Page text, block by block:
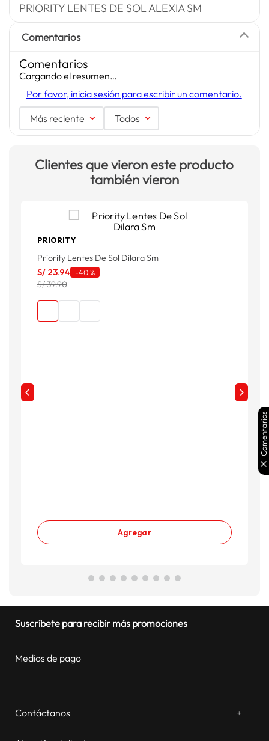
PRIORITY LENTES DE SOL ALEXIA SM
Comentarios
Comentarios
Cargando el resumen…
Por favor, inicia sesión para escribir un comentario.
Más reciente Todos
Clientes que vieron este producto
también vieron
PRIORITY
Priority Lentes De Sol Dilara Sm
S/ 23.94 -40 %
S/ 39.90
Agregar
Suscríbete para recibir más promociones
Medios de pago
Contáctanos +
Comentarios